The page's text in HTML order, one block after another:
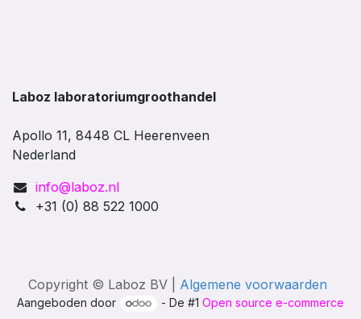
Laboz laboratoriumgroothandel
Apollo 11, 8448 CL Heerenveen
Nederland
info@laboz.nl
+31 (0) 88 522 1000
Copyright © Laboz BV | Algemene voorwaarden
Aangeboden door - De #1Open source e-commerce